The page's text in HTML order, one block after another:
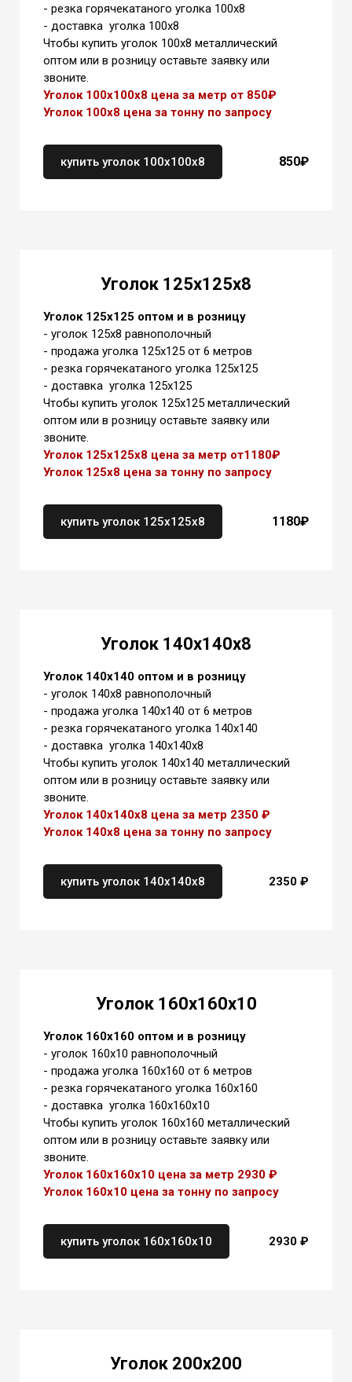
- резка горячекатаного уголка 100х8
- доставка уголка 100х8
Чтобы купить уголок 100х8 металлический
оптом или в розницу оставьте заявку или
звоните.
Уголок 100х100х8 цена за метр от 850₽
Уголок 100х8 цена за тонну по запросу
купить уголок 100х100х8 850₽
Уголок 125х125х8
Уголок 125х125 оптом и в розницу
- уголок 125х8 равнополочный
- продажа уголка 125х125 от 6 метров
- резка горячекатаного уголка 125х125
- доставка уголка 125х125
Чтобы купить уголок 125х125 металлический
оптом или в розницу оставьте заявку или
звоните.
Уголок 125х125х8 цена за метр от1180₽
Уголок 125х8 цена за тонну по запросу
купить уголок 125х125х8 1180₽
Уголок 140х140х8
Уголок 140х140 оптом и в розницу
- уголок 140х8 равнополочный
- продажа уголка 140х140 от 6 метров
- резка горячекатаного уголка 140х140
- доставка уголка 140х140х8
Чтобы купить уголок 140х140 металлический
оптом или в розницу оставьте заявку или
звоните.
Уголок 140х140х8 цена за метр 2350 ₽
Уголок 140х8 цена за тонну по запросу
купить уголок 140х140х8 2350 ₽
Уголок 160х160х10
Уголок 160х160 оптом и в розницу
- уголок 160х10 равнополочный
- продажа уголка 160х160 от 6 метров
- резка горячекатаного уголка 160х160
- доставка уголка 160х160х10
Чтобы купить уголок 160х160 металлический
оптом или в розницу оставьте заявку или
звоните.
Уголок 160х160х10 цена за метр 2930 ₽
Уголок 160х10 цена за тонну по запросу
купить уголок 160х160х10 2930 ₽
Уголок 200х200